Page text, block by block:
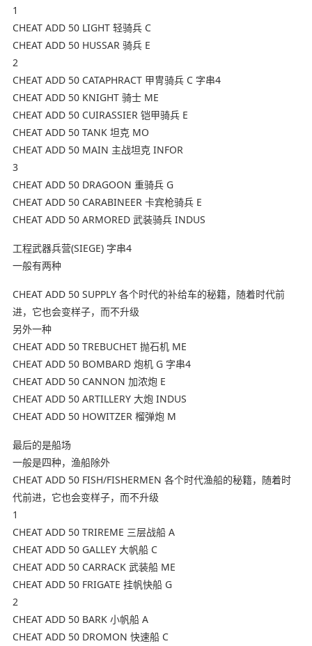
1
CHEAT ADD 50 LIGHT 轻骑兵 C
CHEAT ADD 50 HUSSAR 骑兵 E
2
CHEAT ADD 50 CATAPHRACT 甲冑骑兵 C 字串4
CHEAT ADD 50 KNIGHT 骑士 ME
CHEAT ADD 50 CUIRASSIER 铠甲骑兵 E
CHEAT ADD 50 TANK 坦克 MO
CHEAT ADD 50 MAIN 主战坦克 INFOR
3
CHEAT ADD 50 DRAGOON 重骑兵 G
CHEAT ADD 50 CARABINEER 卡宾枪骑兵 E
CHEAT ADD 50 ARMORED 武装骑兵 INDUS
工程武器兵营(SIEGE) 字串4
一般有两种
CHEAT ADD 50 SUPPLY 各个时代的补给车的秘籍，随着时代前
进，它也会变样子，而不升级
另外一种
CHEAT ADD 50 TREBUCHET 抛石机 ME
CHEAT ADD 50 BOMBARD 炮机 G 字串4
CHEAT ADD 50 CANNON 加浓炮 E
CHEAT ADD 50 ARTILLERY 大炮 INDUS
CHEAT ADD 50 HOWITZER 榴弹炮 M
最后的是船场
一般是四种，渔船除外
CHEAT ADD 50 FISH/FISHERMEN 各个时代渔船的秘籍，随着时
代前进，它也会变样子，而不升级
1
CHEAT ADD 50 TRIREME 三层战船 A
CHEAT ADD 50 GALLEY 大帆船 C
CHEAT ADD 50 CARRACK 武装船 ME
CHEAT ADD 50 FRIGATE 挂帆快船 G
2
CHEAT ADD 50 BARK 小帆船 A
CHEAT ADD 50 DROMON 快速船 C